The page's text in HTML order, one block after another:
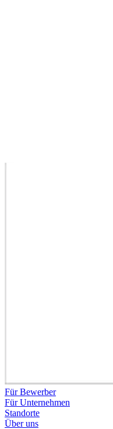
Für Bewerber
Für Unternehmen
Standorte
Über uns